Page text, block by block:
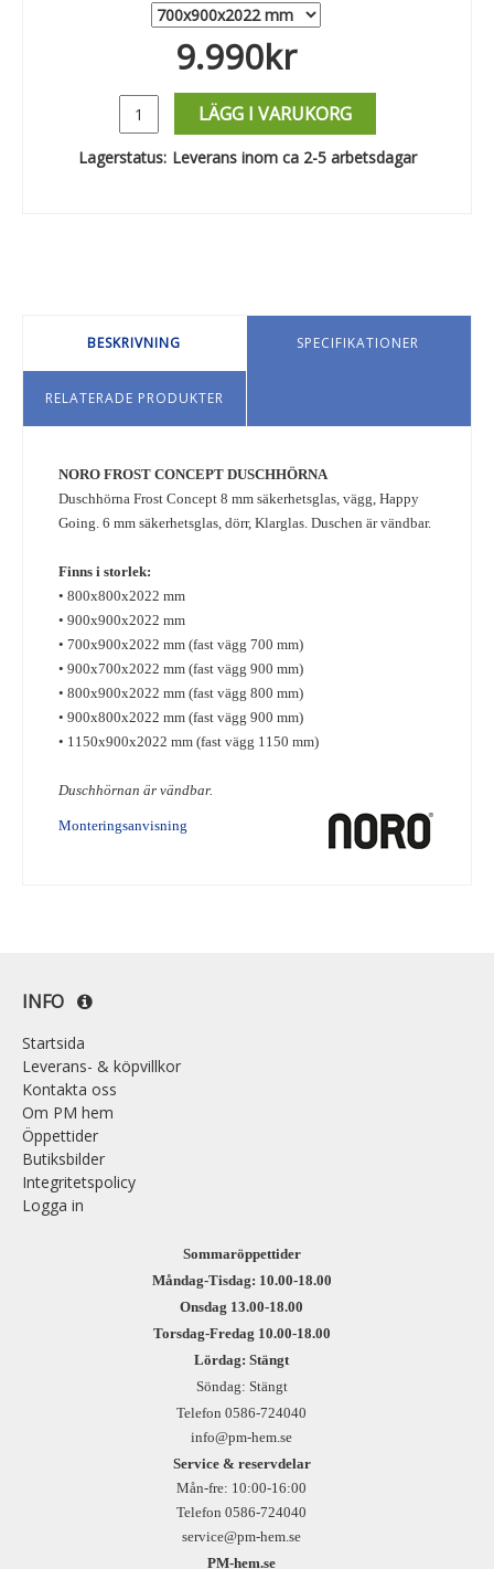
9.990kr
LÄGG I VARUKORG
Lagerstatus: Leverans inom ca 2-5 arbetsdagar
BESKRIVNING SPECIFIKATIONER
RELATERADE PRODUKTER
NORO FROST CONCEPT DUSCHHÖRNA
Duschhörna Frost Concept 8 mm säkerhetsglas, vägg, Happy
Going. 6 mm säkerhetsglas, dörr, Klarglas. Duschen är vändbar.
Finns i storlek:
• 800x800x2022 mm
• 900x900x2022 mm
• 700x900x2022 mm (fast vägg 700 mm)
• 900x700x2022 mm (fast vägg 900 mm)
• 800x900x2022 mm (fast vägg 800 mm)
• 900x800x2022 mm (fast vägg 900 mm)
• 1150x900x2022 mm (fast vägg 1150 mm)
Duschhörnan är vändbar.
Monteringsanvisning
INFO
Startsida
Leverans- & köpvillkor
Kontakta oss
Om PM hem
Öppettider
Butiksbilder
Integritetspolicy
Logga in
Sommaröppettider
Måndag-Tisdag: 10.00-18.00
Onsdag 13.00-18.00
Torsdag-Fredag 10.00-18.00
Lördag: Stängt
Söndag: Stängt
Telefon 0586-724040
info@pm-hem.se
Service & reservdelar
Mån-fre: 10:00-16:00
Telefon 0586-724040
service@pm-hem.se
PM-hem.se